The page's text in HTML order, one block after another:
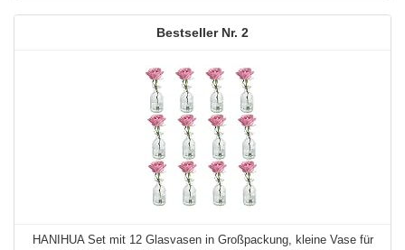
2
HANIHUA Set mit 12 Glasvasen in Großpackung, kleine Vase für